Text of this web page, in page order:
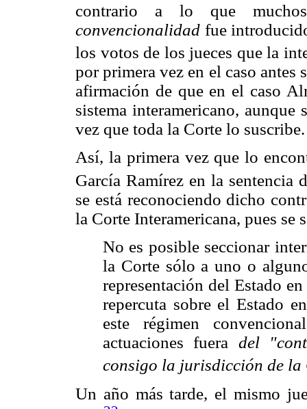
contrario a lo que
convencionalidad fue
los votos de los jueces que la
por primera vez en el caso antes
afirmación de que en el caso
sistema interamericano, aunque
vez que toda la Corte lo suscribe.
Así, la primera vez que lo
García Ramírez en la sentencia
se está reconociendo dicho
la Corte Interamericana, pues se
No es posible seccionar
la Corte sólo a uno o
representación del Estado
repercuta sobre el Estado
este régimen
actuaciones fuera del
consigo la jurisdicción de
Un año más tarde, el mismo